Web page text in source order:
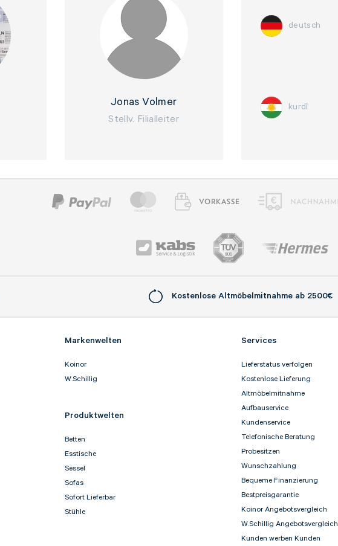
Jonas Volmer
Stellv. Filialleiter
deutsch
kurdî
Kostenlose Altmöbelmitnahme ab 2500€
Markenwelten
Koinor
W.Schillig
Produktwelten
Betten
Esstische
Sessel
Sofas
Sofort Lieferbar
Stühle
Services
Lieferstatus verfolgen
Kostenlose Lieferung
Altmöbelmitnahme
Aufbauservice
Kundenservice
Telefonische Beratung
Probesitzen
Wunschzahlung
Bequeme Finanzierung
Bestpreisgarantie
Koinor Angebotsvergleich
W.Schillig Angebotsvergleich
Kunden werben Kunden